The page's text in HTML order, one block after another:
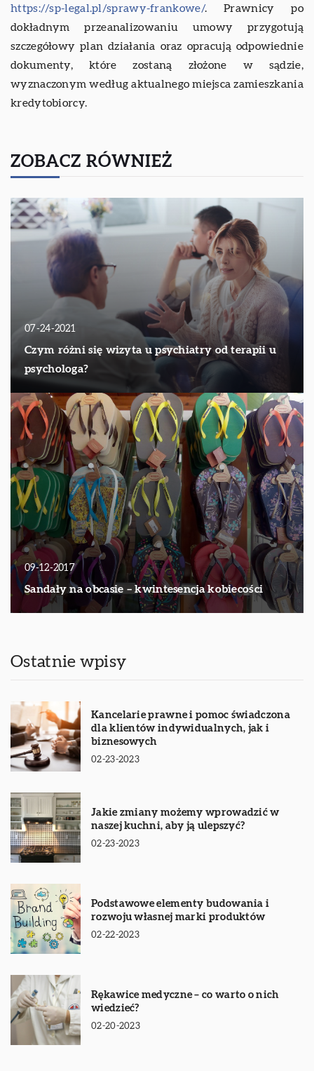
https://sp-legal.pl/sprawy-frankowe/. Prawnicy po
dokładnym przeanalizowaniu umowy przygotują
szczegółowy plan działania oraz opracują odpowiednie
dokumenty, które zostaną złożone w sądzie,
wyznaczonym według aktualnego miejsca zamieszkania
kredytobiorcy.
ZOBACZ RÓWNIEŻ
07-24-2021
Czym różni się wizyta u psychiatry od terapii u
psychologa?
09-12-2017
Sandały na obcasie – kwintesencja kobiecości
Ostatnie wpisy
Kancelarie prawne i pomoc świadczona
dla klientów indywidualnych, jak i
biznesowych
02-23-2023
Jakie zmiany możemy wprowadzić w
naszej kuchni, aby ją ulepszyć?
02-23-2023
Podstawowe elementy budowania i
rozwoju własnej marki produktów
02-22-2023
Rękawice medyczne – co warto o nich
wiedzieć?
02-20-2023